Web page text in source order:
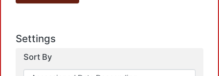
Settings
Sort By